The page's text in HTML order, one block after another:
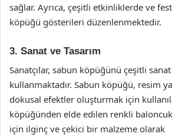
sağlar. Ayrıca, çeşitli etkinliklerde ve
köpüğü gösterileri düzenlenmektedir.
3. Sanat ve Tasarım
Sanatçılar, sabun köpüğünü çeşitli
kullanmaktadır. Sabun köpüğü, resim
dokusal efektler oluşturmak için
köpüğünden elde edilen renkli
için ilginç ve çekici bir malzeme olarak